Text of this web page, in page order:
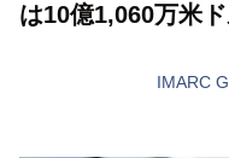
は10億1,060万米
IMARC